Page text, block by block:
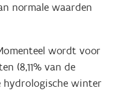
normale waarden
wordt voor
(8,11% van de
hydrologische winter